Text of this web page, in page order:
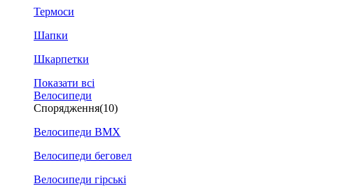
Термоси
Шапки
Шкарпетки
Показати всі
Велосипеди
Спорядження(10)
Велосипеди BMX
Велосипеди беговел
Велосипеди гірські